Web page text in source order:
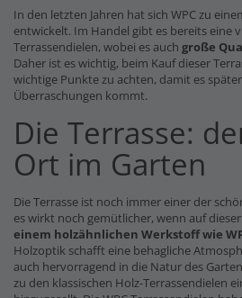
In den letzten Jahren hat sich WPC zu
entwickelt. Im Handel gibt es bereits eine
Terrassendielen, wobei es auch große
Daher ist es wichtig, beim Kauf dieser
wichtige Punkte zu achten, damit es
Überraschungen kommt.
Die Terrasse:
Ort im Garten
Die Terrasse ist noch immer einer der
es wirkt noch gemütlicher, wenn auf
einem holzähnlichen Werkstoff wie
Holzoptik schafft eine behagliche
auch hervorragend in die Natur des
zu den klassischen Holz-Terrassendielen